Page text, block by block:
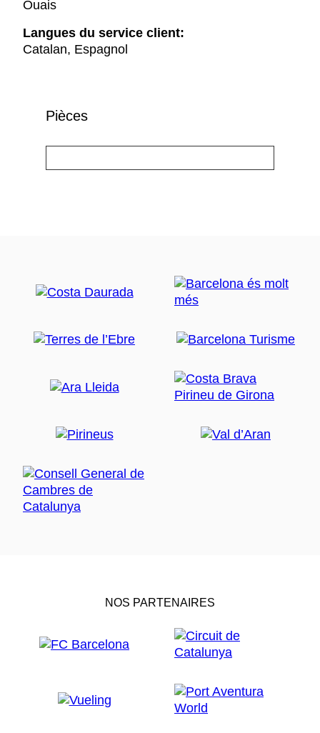
Ouais
Langues du service client:
Catalan, Espagnol
Pièces
NOS PARTENAIRES